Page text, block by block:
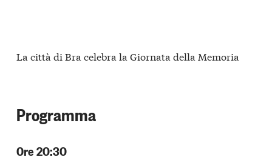
La città di Bra celebra la Giornata della Memoria
Programma
Ore 20:30